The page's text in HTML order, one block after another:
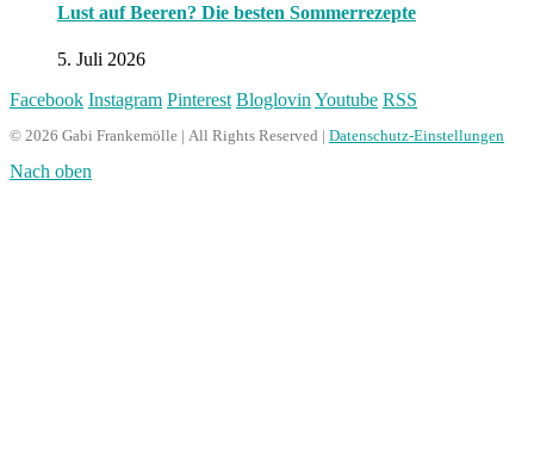
Lust auf Beeren? Die besten Sommerrezepte
5. Juli 2026
Facebook Instagram Pinterest Bloglovin Youtube RSS
© 2026 Gabi Frankemölle | All Rights Reserved | Datenschutz-Einstellungen
Nach oben